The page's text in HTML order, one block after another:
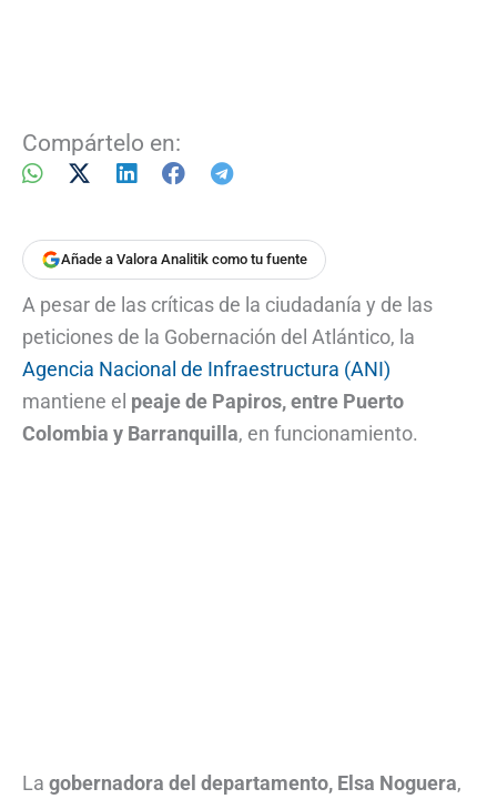
Compártelo en:
Añade a Valora Analitik como tu fuente
A pesar de las críticas de la ciudadanía y de las
peticiones de la Gobernación del Atlántico, la
Agencia Nacional de Infraestructura (ANI)
mantiene el peaje de Papiros, entre Puerto
Colombia y Barranquilla, en funcionamiento.
La gobernadora del departamento, Elsa Noguera,